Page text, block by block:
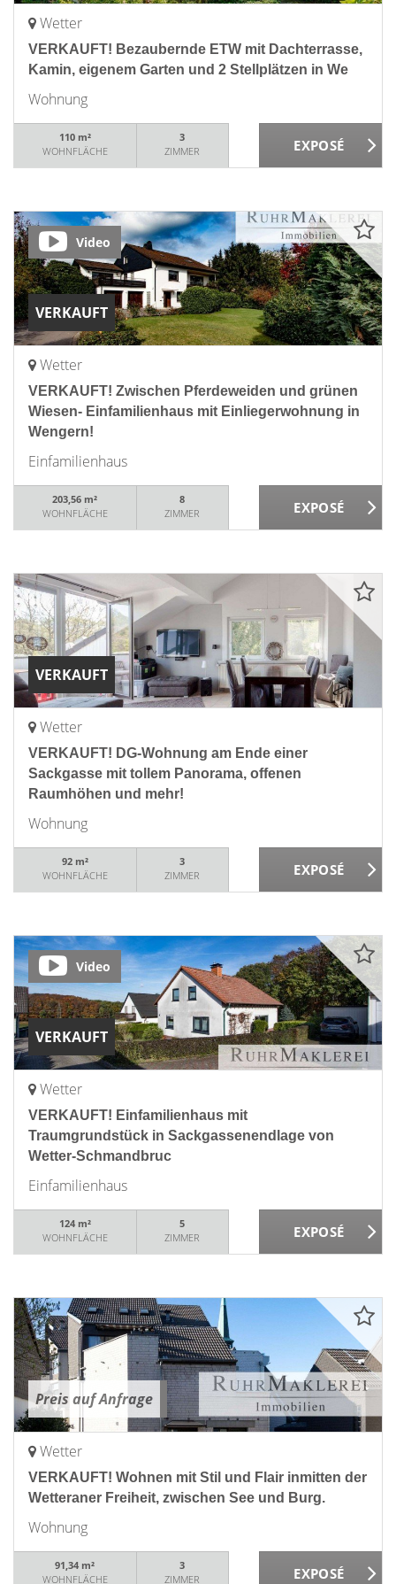
Wetter
VERKAUFT! Bezaubernde ETW mit Dachterrasse,
Kamin, eigenem Garten und 2 Stellplätzen in We
Wohnung
110 m²
WOHNFLÄCHE
3
ZIMMER
VERKAUFT
Video
Wetter
VERKAUFT! Zwischen Pferdeweiden und grünen
Wiesen- Einfamilienhaus mit Einliegerwohnung in
Wengern!
Einfamilienhaus
203,56 m²
WOHNFLÄCHE
8
ZIMMER
VERKAUFT
Wetter
VERKAUFT! DG-Wohnung am Ende einer
Sackgasse mit tollem Panorama, offenen
Raumhöhen und mehr!
Wohnung
92 m²
WOHNFLÄCHE
3
ZIMMER
VERKAUFT
Video
Wetter
VERKAUFT! Einfamilienhaus mit
Traumgrundstück in Sackgassenendlage von
Wetter-Schmandbruc
Einfamilienhaus
124 m²
WOHNFLÄCHE
5
ZIMMER
Preis auf Anfrage
Wetter
VERKAUFT! Wohnen mit Stil und Flair inmitten der
Wetteraner Freiheit, zwischen See und Burg.
Wohnung
91,34 m²
WOHNFLÄCHE
3
ZIMMER